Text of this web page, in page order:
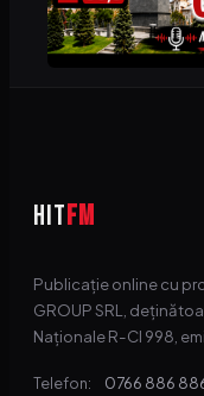
HITFM
Publicație online cu
GROUP SRL,
Naționale R-CI 998,
Telefon: 0766 886